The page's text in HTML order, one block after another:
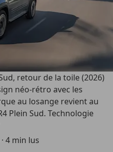
retour de la toile (2026)
néo-rétro avec les
au losange revient au
Plein Sud. Technologie
· 4 min lus